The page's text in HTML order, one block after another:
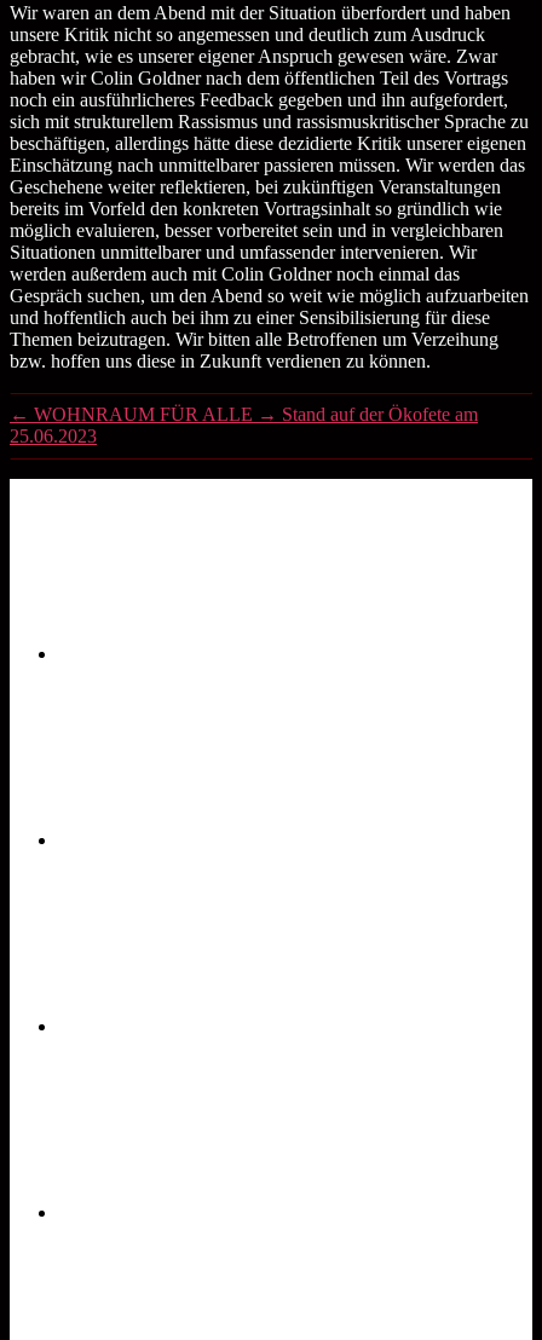
Wir waren an dem Abend mit der Situation überfordert und haben
unsere Kritik nicht so angemessen und deutlich zum Ausdruck
gebracht, wie es unserer eigener Anspruch gewesen wäre. Zwar
haben wir Colin Goldner nach dem öffentlichen Teil des Vortrags
noch ein ausführlicheres Feedback gegeben und ihn aufgefordert,
sich mit strukturellem Rassismus und rassismuskritischer Sprache zu
beschäftigen, allerdings hätte diese dezidierte Kritik unserer eigenen
Einschätzung nach unmittelbarer passieren müssen. Wir werden das
Geschehene weiter reflektieren, bei zukünftigen Veranstaltungen
bereits im Vorfeld den konkreten Vortragsinhalt so gründlich wie
möglich evaluieren, besser vorbereitet sein und in vergleichbaren
Situationen unmittelbarer und umfassender intervenieren. Wir
werden außerdem auch mit Colin Goldner noch einmal das
Gespräch suchen, um den Abend so weit wie möglich aufzuarbeiten
und hoffentlich auch bei ihm zu einer Sensibilisierung für diese
Themen beizutragen. Wir bitten alle Betroffenen um Verzeihung
bzw. hoffen uns diese in Zukunft verdienen zu können.
← WOHNRAUM FÜR ALLE → Stand auf der Ökofete am
25.06.2023